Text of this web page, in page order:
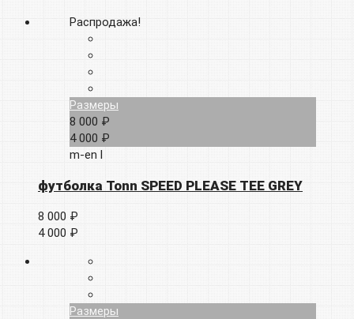
Распродажа!
Размеры
8 000 ₽
4 000 ₽
m-en l
футболка Tonn SPEED PLEASE TEE GREY
8 000 ₽
4 000 ₽
Размеры